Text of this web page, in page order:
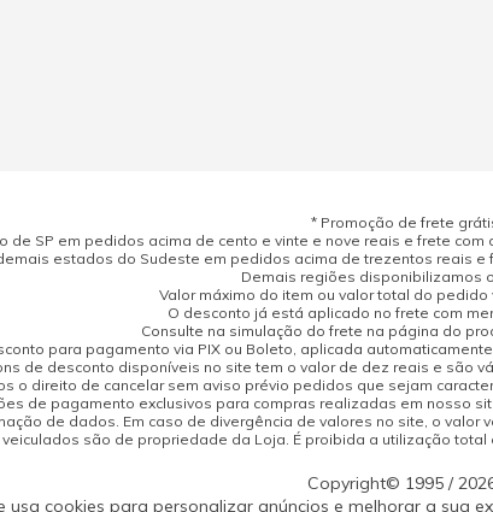
* Promoção de frete
de SP em pedidos acima de cento e vinte e nove reais e frete
estados do Sudeste em pedidos acima de trezentos reais
Demais regiões disponibilizamos
Valor máximo do item ou valor total do
O desconto já está aplicado no frete com
Consulte na simulação do frete na página do
para pagamento via PIX ou Boleto, aplicada
de desconto disponíveis no site tem o valor de dez reais e são
o direito de cancelar sem aviso prévio pedidos que sejam
de pagamento exclusivos para compras realizadas em nosso
de dados. Em caso de divergência de valores no site, o
são de propriedade da Loja. É proibida a utilização total
Copyright© 1995 /
usa cookies para personalizar anúncios e melhorar a sua